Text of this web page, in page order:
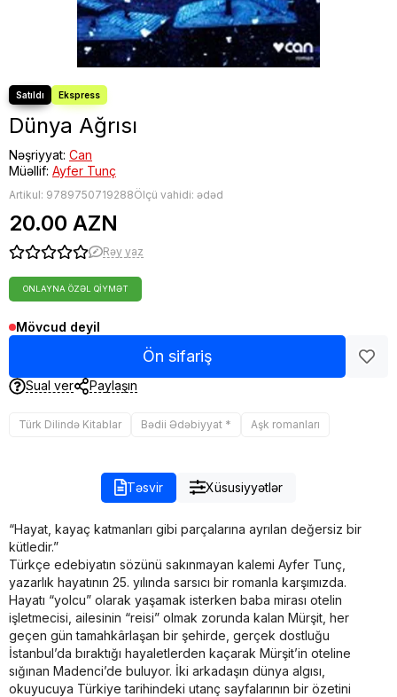
Dünya Ağrısı
Nəşriyyat: Can
Müəllif: Ayfer Tunç
Artikul: 9789750719288Ölçü vahidi: ədəd
20.00 AZN
Rəy yaz
ONLAYNA ÖZƏL QIYMƏT
Mövcud deyil
Ön sifariş
Sual ver Paylaşın
Türk Dilində Kitablar Bədii Ədəbiyyat * Aşk romanları
Təsvir Xüsusiyyətlər
“Hayat, kayaç katmanları gibi parçalarına ayrılan değersiz bir
kütledir.”
Türkçe edebiyatın sözünü sakınmayan kalemi Ayfer Tunç,
yazarlık hayatının 25. yılında sarsıcı bir romanla karşımızda.
Hayatı “yolcu” olarak yaşamak isterken baba mirası otelin
işletmecisi, ailesinin “reisi” olmak zorunda kalan Mürşit, her
geçen gün tamahkârlaşan bir şehirde, gerçek dostluğu
İstanbul’da bıraktığı hayaletlerden kaçarak Mürşit’in oteline
sığınan Madenci’de buluyor. İki arkadaşın dünya algısı,
okuyucuya Türkiye tarihindeki utanç sayfalarının bir özetini